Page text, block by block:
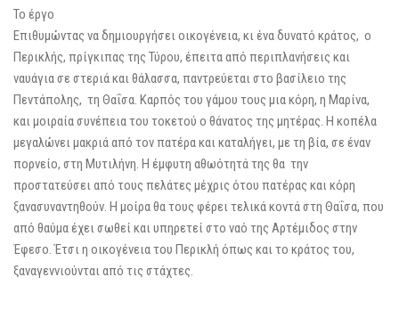
Το έργο
Επιθυμώντας να δημιουργήσει οικογένεια, κι ένα δυνατό κράτος, ο
Περικλής, πρίγκιπας της Τύρου, έπειτα από περιπλανήσεις και
ναυάγια σε στεριά και θάλασσα, παντρεύεται στο βασίλειο της
Πεντάπολης, τη Θαΐσα. Καρπός του γάμου τους μια κόρη, η Μαρίνα,
και μοιραία συνέπεια του τοκετού ο θάνατος της μητέρας. Η κοπέλα
μεγαλώνει μακριά από τον πατέρα και καταλήγει, με τη βία, σε έναν
πορνείο, στη Μυτιλήνη. Η έμφυτη αθωότητά της θα την
προστατεύσει από τους πελάτες μέχρις ότου πατέρας και κόρη
ξανασυναντηθούν. Η μοίρα θα τους φέρει τελικά κοντά στη Θαΐσα, που
από θαύμα έχει σωθεί και υπηρετεί στο ναό της Αρτέμιδος στην
Έφεσο. Έτσι η οικογένεια του Περικλή όπως και το κράτος του,
ξαναγεννιούνται από τις στάχτες.